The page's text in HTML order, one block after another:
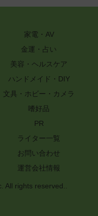
家電・AV
金運・占い
美容・ヘルスケア
ハンドメイド・DIY
文具・ホビー・カメラ
嗜好品
PR
ライター一覧
お問い合わせ
運営会社情報
All rights reserved..